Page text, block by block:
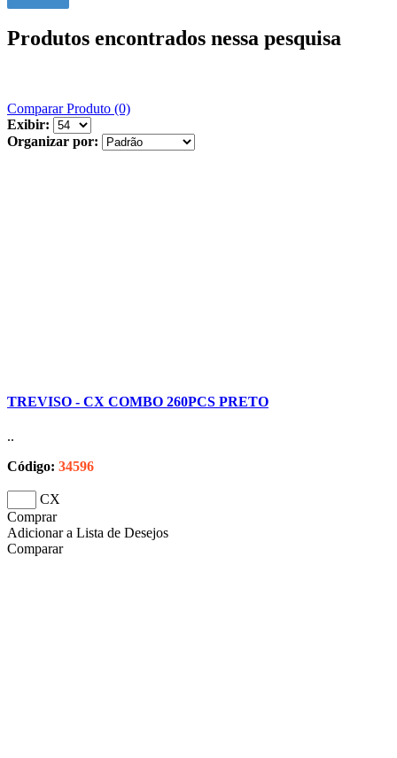
Produtos encontrados nessa pesquisa
Comparar Produto (0)
Exibir:
Organizar por:
TREVISO - CX COMBO 260PCS PRETO
..
Código: 34596
CX
Comprar
Adicionar a Lista de Desejos
Comparar